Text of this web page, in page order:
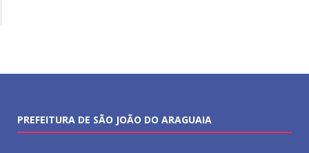
PREFEITURA DE SÃO JOÃO DO ARAGUAIA